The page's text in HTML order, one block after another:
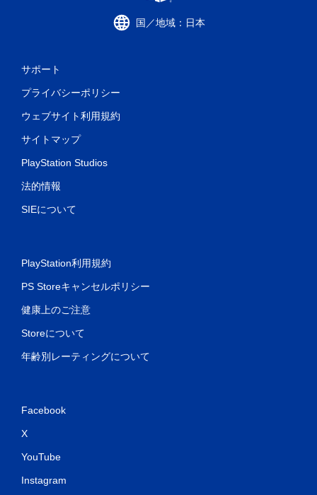
国／地域：日本
サポート
プライバシーポリシー
ウェブサイト利用規約
サイトマップ
PlayStation Studios
法的情報
SIEについて
PlayStation利用規約
PS Storeキャンセルポリシー
健康上のご注意
Storeについて
年齢別レーティングについて
Facebook
X
YouTube
Instagram